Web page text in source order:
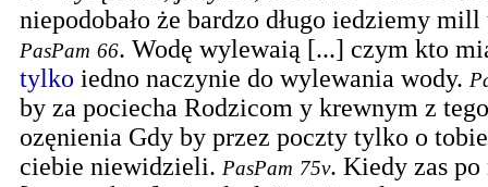
niepodobało że bardzo długo iedziemy
PasPam 66. Wodę wylewaią [...] czym kto
tylko iedno naczynie do wylewania wody.
by za pociecha Rodzicom y krewnym z
ozęnienia Gdy by przez poczty tylko o
ciebie niewidzieli. PasPam 75v. Kiedy zas